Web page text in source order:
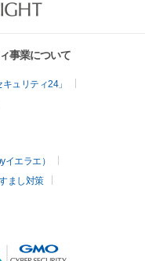
事業について
ュリティ24」
エラエ）
まし対策